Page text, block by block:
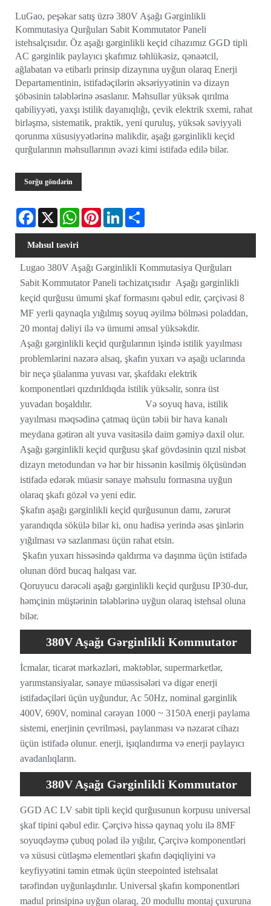
LuGao, peşəkar satış üzrə 380V Aşağı Gərginlikli
Kommutasiya Qurğuları Sabit Kommutator Paneli
istehsalçısıdır. Öz aşağı gərginlikli keçid cihazımız GGD tipli
AC gərginlik paylayıcı şkafımız təhlükəsiz, qənaətcil,
ağlabatan və etibarlı prinsip dizaynına uyğun olaraq Enerji
Departamentinin, istifadəçilərin əksəriyyətinin və dizayn
şöbəsinin tələblərinə əsaslanır. Məhsullar yüksək qırılma
qabiliyyəti, yaxşı istilik dayanıqlığı, çevik elektrik sxemi, rahat
birləşmə, sistematik, praktik, yeni quruluş, yüksək səviyyəli
qorunma xüsusiyyətlərinə malikdir, aşağı gərginlikli keçid
qurğularının məhsullarının əvəzi kimi istifadə edilə bilər.
Sorğu göndərin
Facebook
X WhatsAppPinterestLinkedIn
Məhsul təsviri
Lugao 380V Aşağı Gərginlikli Kommutasiya Qurğuları
Sabit Kommutator Paneli təchizatçısıdır Aşağı gərginlikli
keçid qurğusu ümumi şkaf formasını qəbul edir, çərçivəsi 8
MF yerli qaynaqla yığılmış soyuq əyilmə bölməsi poladdan,
20 montaj dəliyi ilə və ümumi əmsal yüksəkdir.
Aşağı gərginlikli keçid qurğularının işində istilik yayılması
problemlərini nəzərə alsaq, şkafın yuxarı və aşağı uclarında
bir neçə şüalanma yuvası var, şkafdakı elektrik
komponentləri qızdırıldıqda istilik yüksəlir, sonra üst
yuvadan boşaldılır. Və soyuq hava, istilik
yayılması məqsədinə çatmaq üçün təbii bir hava kanalı
meydana gətirən alt yuva vasitəsilə daim gəmiyə daxil olur.
Aşağı gərginlikli keçid qurğusu şkaf gövdəsinin qızıl nisbət
dizayn metodundan və hər bir hissənin kəsilmiş ölçüsündən
istifadə edərək müasir sənaye məhsulu formasına uyğun
olaraq şkafı gözəl və yeni edir.
Şkafın aşağı gərginlikli keçid qurğusunun damı, zərurət
yarandıqda sökülə bilər ki, onu hadisə yerində əsas şinlərin
yığılması və sazlanması üçün rahat etsin.
Şkafın yuxarı hissəsində qaldırma və daşınma üçün istifadə
olunan dörd bucaq halqası var.
Qoruyucu dərəcəli aşağı gərginlikli keçid qurğusu IP30-dur,
həmçinin müştərinin tələblərinə uyğun olaraq istehsal oluna
bilər.
380V Aşağı Gərginlikli Kommutator
Sabit Kommutator Panelinin İşləmə
Mühiti
İcmalar, ticarət mərkəzləri, məktəblər, supermarketlər,
yarımstansiyalar, sənaye müəssisələri və digər enerji
istifadəçiləri üçün uyğundur, Ac 50Hz, nominal gərginlik
400V, 690V, nominal cərəyan 1000 ~ 3150A enerji paylama
sistemi, enerjinin çevrilməsi, paylanması və nəzarət cihazı
üçün istifadə olunur. enerji, işıqlandırma və enerji paylayıcı
avadanlıqların.
380V Aşağı Gərginlikli Kommutator
Sabit Kommutator Panelinin
Xüsusiyyətləri
GGD AC LV sabit tipli keçid qurğusunun korpusu universal
şkaf tipini qəbul edir. Çərçivə hissə qaynaq yolu ilə 8MF
soyuqdəymə çubuq polad ilə yığılır, Çərçivə komponentləri
və xüsusi cütləşmə elementləri şkafın dəqiqliyini və
keyfiyyətini təmin etmək üçün steepointed istehsalat
tərəfindən uyğunlaşdırılır. Universal şkafın komponentləri
madul prinsipinə uyğun olaraq, 20 modullu montaj çuxuruna